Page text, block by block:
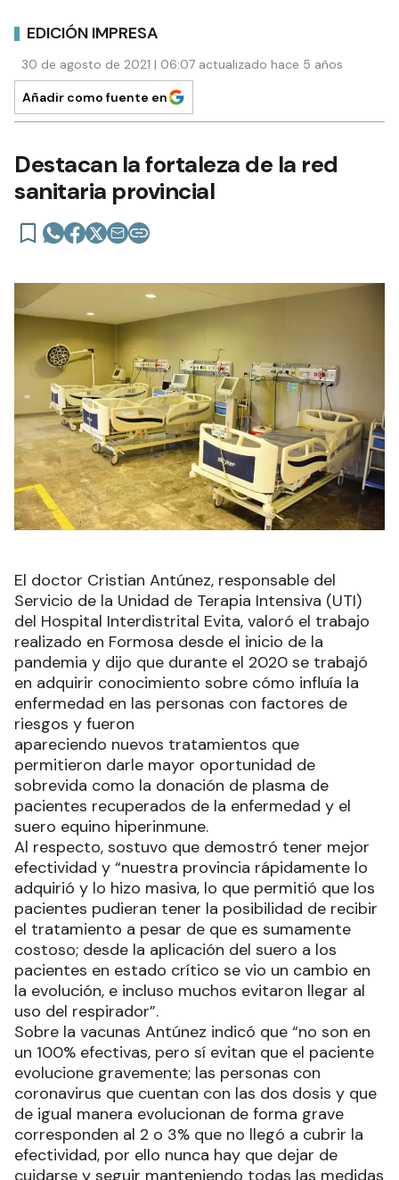
EDICIÓN IMPRESA
30 de agosto de 2021 | 06:07 actualizado hace 5 años
Añadir como fuente en
Destacan la fortaleza de la red
sanitaria provincial
El doctor Cristian Antúnez, responsable del
Servicio de la Unidad de Terapia Intensiva (UTI)
del Hospital Interdistrital Evita, valoró el trabajo
realizado en Formosa desde el inicio de la
pandemia y dijo que durante el 2020 se trabajó
en adquirir conocimiento sobre cómo influía la
enfermedad en las personas con factores de
riesgos y fueron
apareciendo nuevos tratamientos que
permitieron darle mayor oportunidad de
sobrevida como la donación de plasma de
pacientes recuperados de la enfermedad y el
suero equino hiperinmune.
Al respecto, sostuvo que demostró tener mejor
efectividad y “nuestra provincia rápidamente lo
adquirió y lo hizo masiva, lo que permitió que los
pacientes pudieran tener la posibilidad de recibir
el tratamiento a pesar de que es sumamente
costoso; desde la aplicación del suero a los
pacientes en estado crítico se vio un cambio en
la evolución, e incluso muchos evitaron llegar al
uso del respirador”.
Sobre la vacunas Antúnez indicó que “no son en
un 100% efectivas, pero sí evitan que el paciente
evolucione gravemente; las personas con
coronavirus que cuentan con las dos dosis y que
de igual manera evolucionan de forma grave
corresponden al 2 o 3% que no llegó a cubrir la
efectividad, por ello nunca hay que dejar de